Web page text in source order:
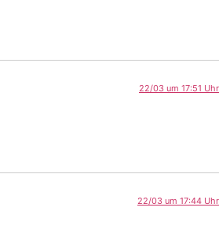
22/03 um 17:51 Uhr
22/03 um 17:44 Uhr